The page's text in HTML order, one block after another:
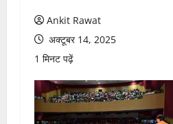
Ankit Rawat
अक्टूबर 14, 2025
1 मिनट पढ़ें